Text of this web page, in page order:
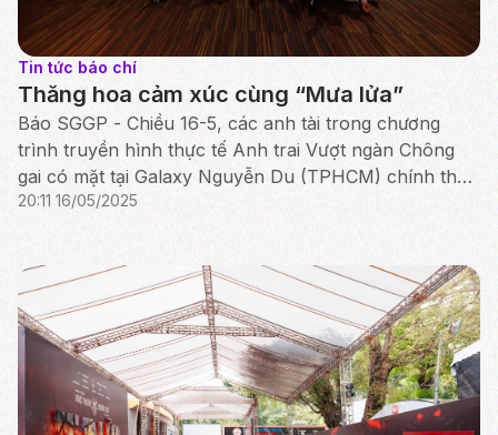
Tin tức báo chí
Thăng hoa cảm xúc cùng “Mưa lửa”
Báo SGGP - Chiều 16-5, các anh tài trong chương
trình truyền hình thực tế Anh trai Vượt ngàn Chông
gai có mặt tại Galaxy Nguyễn Du (TPHCM) chính thức
ra mắt khán giả bộ phim tư liệu mang tên Mưa lửa.
20:11 16/05/2025